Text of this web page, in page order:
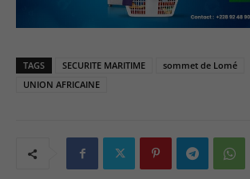
TAGS SECURITE MARITIME
sommet de Lomé
UNION AFRICAINE